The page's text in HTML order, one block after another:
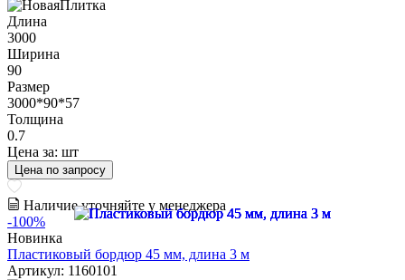
Длина
3000
Ширина
90
Размер
3000*90*57
Толщина
0.7
Цена за: шт
Цена по запросу
Наличие уточняйте у менеджера
-100%
Новинка
Пластиковый бордюр 45 мм, длина 3 м
Артикул: 1160101